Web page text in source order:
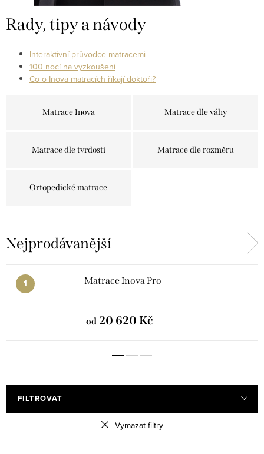
Rady, tipy a návody
Interaktivní průvodce matracemi
100 nocí na vyzkoušení
Co o Inova matracích říkají doktoři?
Matrace Inova Matrace dle váhy
Matrace dle tvrdosti Matrace dle rozměru
Ortopedické matrace
Nejprodávanější
Matrace Inova Pro
od 20 620 Kč
FILTROVAT
Vymazat filtry